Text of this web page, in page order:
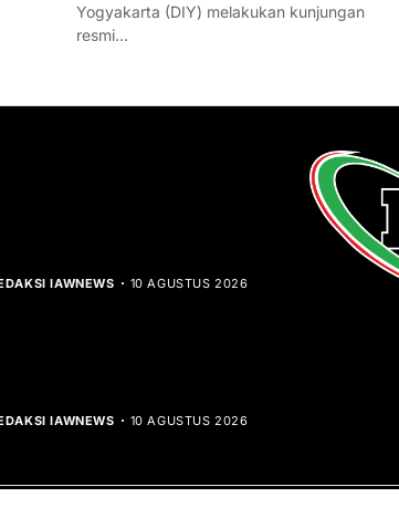
Yogyakarta (DIY) melakukan kunjungan
resmi…
IAWNEWS 10 AGUSTUS 2026
IAWNEWS 10 AGUSTUS 2026